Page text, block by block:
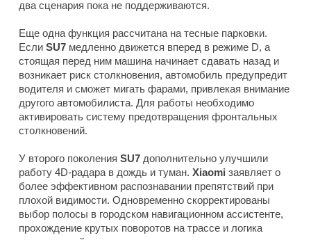
два сценария пока не поддерживаются.
Еще одна функция рассчитана на тесные парковки.
Если SU7 медленно движется вперед в режиме D, а
стоящая перед ним машина начинает сдавать назад и
возникает риск столкновения, автомобиль предупредит
водителя и сможет мигать фарами, привлекая внимание
другого автомобилиста. Для работы необходимо
активировать систему предотвращения фронтальных
столкновений.
У второго поколения SU7 дополнительно улучшили
работу 4D-радара в дождь и туман. Xiaomi заявляет о
более эффективном распознавании препятствий при
плохой видимости. Одновременно скорректированы
выбор полосы в городском навигационном ассистенте,
прохождение крутых поворотов на трассе и логика